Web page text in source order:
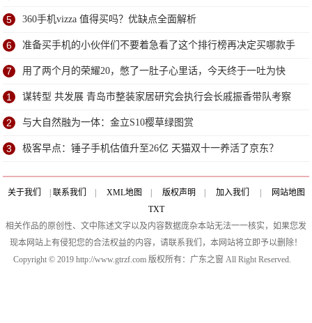
5 360手机vizza 值得买吗？优缺点全面解析
6 准备买手机的小伙伴们不要着急看了这个排行榜再决定买哪款手
机吧
7 用了两个月的荣耀20，憋了一肚子心里话，今天终于一吐为快
1 谋转型 共发展 青岛市整装家居研究会执行会长戚振香带队考察
福汇家智能家居
2 与大自然融为一体：金立S10樱草绿图赏
3 极客早点：锤子手机估值升至26亿 天猫双十一养活了京东？
关于我们 联系我们 XML地图 版权声明 加入我们
网站地图
TXT
相关作品的原创性、文中陈述文字以及内容数据庞杂本站无法一一核实，如果您发
现本网站上有侵犯您的合法权益的内容，请联系我们，本网站将立即予以删除！
Copyright © 2019 http://www.gtrzf.com 版权所有：广东之窗 All Right Reserved.